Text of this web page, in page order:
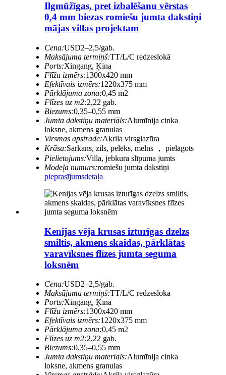
Ilgmūžīgas, pret izbalēšanu vērstas
0,4 mm biezas romiešu jumta dakstiņi
mājas villas projektam
Cena:USD2–2,5/gab.
Maksājuma termiņš:TT/L/C redzeslokā
Ports:Xingang, Ķīna
Flīžu izmērs:1300x420 mm
Efektīvais izmērs:1220x375 mm
Pārklājuma zona:0,45 m2
Flīzes uz m2:2,22 gab.
Biezums:0,35–0,55 mm
Jumta dakstiņu materiāls:Alumīnija cinka
loksne, akmens granulas
Virsmas apstrāde:Akrila virsglazūra
Krāsa:Sarkans, zils, pelēks, melns ， pielāgots
Pielietojums:Villa, jebkura slīpuma jumts
Modeļa numurs:romiešu jumta dakstiņi
pieprasījumsdetaļa
Kenijas vēja krusas izturīgas dzelzs
smiltis, akmens skaidas, pārklātas
varavīksnes flīzes jumta seguma
loksnēm
Cena:USD2–2,5/gab.
Maksājuma termiņš:TT/L/C redzeslokā
Ports:Xingang, Ķīna
Flīžu izmērs:1300x420 mm
Efektīvais izmērs:1220x375 mm
Pārklājuma zona:0,45 m2
Flīzes uz m2:2,22 gab.
Biezums:0,35–0,55 mm
Jumta dakstiņu materiāls:Alumīnija cinka
loksne, akmens granulas